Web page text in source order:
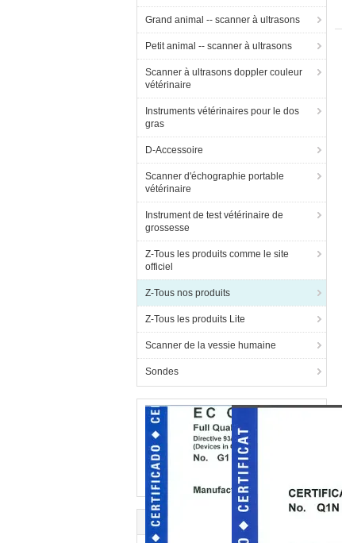
Grand animal -- scanner à ultrasons
Petit animal -- scanner à ultrasons
Scanner à ultrasons doppler couleur
vétérinaire
Instruments vétérinaires pour le dos
gras
D-Accessoire
Scanner d'échographie portable
vétérinaire
Instrument de test vétérinaire de
grossesse
Z-Tous les produits comme le site
officiel
Z-Tous nos produits
Z-Tous les produits Lite
Scanner de la vessie humaine
Sondes